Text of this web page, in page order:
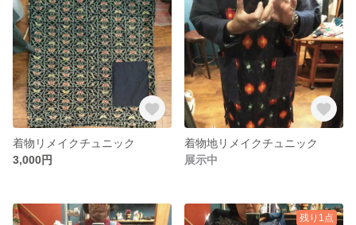
着物リメイクチュニック
3,000円
着物地リメイクチュニック
展示中
残り1点